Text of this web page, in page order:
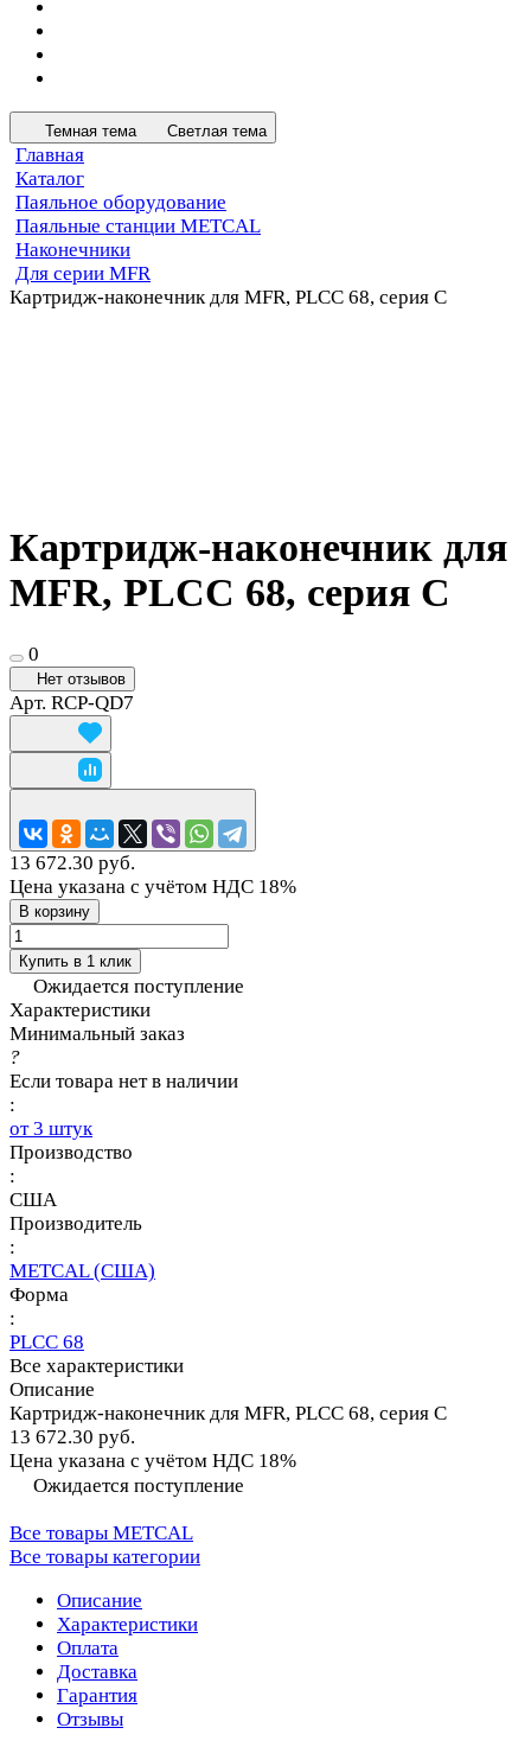
Темная тема Светлая тема
Главная
Каталог
Паяльное оборудование
Паяльные станции METCAL
Наконечники
Для серии MFR
Картридж-наконечник для MFR, PLCC 68, серия C
Картридж-наконечник для
MFR, PLCC 68, серия C
0
Нет отзывов
Арт. RCP-QD7
13 672.30 руб.
Цена указана с учётом НДС 18%
В корзину
Купить в 1 клик
Ожидается поступление
Характеристики
Минимальный заказ
?
Если товара нет в наличии
:
от 3 штук
Производство
:
США
Производитель
:
METCAL (США)
Форма
:
PLCC 68
Все характеристики
Описание
Картридж-наконечник для MFR, PLCC 68, серия C
13 672.30 руб.
Цена указана с учётом НДС 18%
Ожидается поступление
Все товары METCAL
Все товары категории
Описание
Характеристики
Оплата
Доставка
Гарантия
Отзывы